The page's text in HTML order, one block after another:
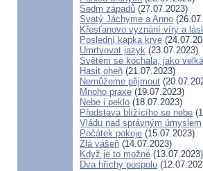
Sedm západů (27.07.2023)
Svatý Jáchyme a Anno
Křesťanovo vyznání víry a
Poslední kapka krve
Umrtvovat jazyk (23.07.2023)
Světem se kochala, jako
Hasit oheň (21.07.2023)
Nemůžeme přijmout
Mnoho praxe (19.07.2023)
Nebe i peklo (18.07.2023)
Představa blížícího se nebe
Vládu nad správným úmyslem
Počátek pokoje (15.07.2023)
Zlá vášeň (14.07.2023)
Když je to možné (13.07.2023)
Dva hříchy pospolu